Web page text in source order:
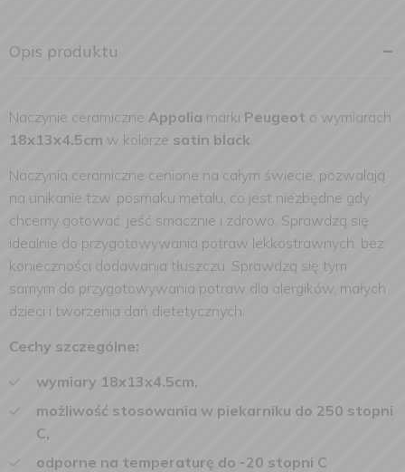
Opis produktu
Naczynie ceramiczne Appolia marki Peugeot o wymiarach
18x13x4.5cm w kolorze satin black.
Naczynia ceramiczne cenione na całym świecie, pozwalają
na unikanie tzw. posmaku metalu, co jest niezbędne gdy
chcemy gotować, jeść smacznie i zdrowo. Sprawdzą się
idealnie do przygotowywania potraw lekkostrawnych, bez
konieczności dodawania tłuszczu. Sprawdzą się tym
samym do przygotowywania potraw dla alergików, małych
dzieci i tworzenia dań dietetycznych.
Cechy szczególne:
wymiary 18x13x4.5cm,
możliwość stosowania w piekarniku do 250 stopni
C,
odporne na temperaturę do -20 stopni C